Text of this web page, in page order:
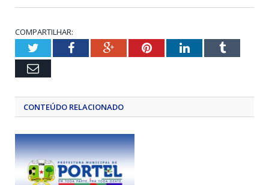
COMPARTILHAR:
TwitterFacebookGoogle+PinterestLinkedInTumblr
Email
CONTEÚDO RELACIONADO